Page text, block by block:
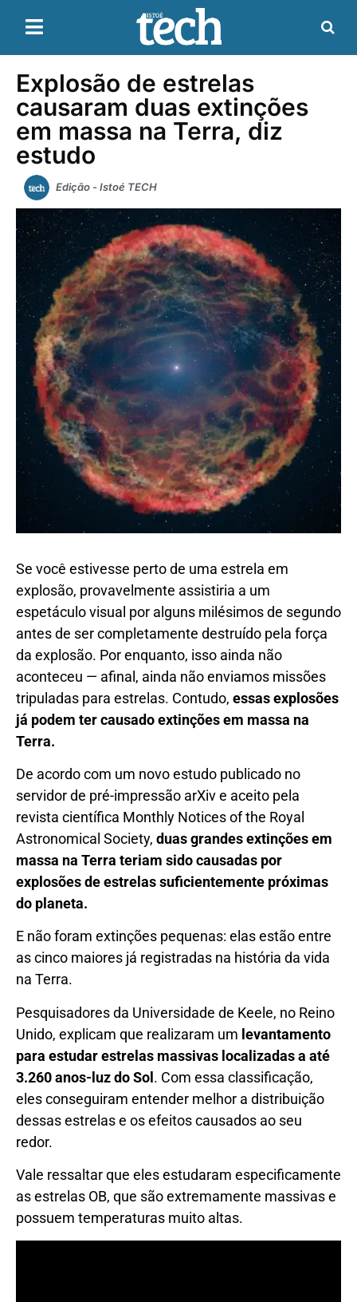
Explosão de estrelas
causaram duas extinções
em massa na Terra, diz
estudo
Edição - Istoé TECH
Se você estivesse perto de uma estrela em
explosão, provavelmente assistiria a um
espetáculo visual por alguns milésimos de segundo
antes de ser completamente destruído pela força
da explosão. Por enquanto, isso ainda não
aconteceu — afinal, ainda não enviamos missões
tripuladas para estrelas. Contudo, essas explosões
já podem ter causado extinções em massa na
Terra.
De acordo com um novo estudo publicado no
servidor de pré-impressão arXiv e aceito pela
revista científica Monthly Notices of the Royal
Astronomical Society, duas grandes extinções em
massa na Terra teriam sido causadas por
explosões de estrelas suficientemente próximas
do planeta.
E não foram extinções pequenas: elas estão entre
as cinco maiores já registradas na história da vida
na Terra.
Pesquisadores da Universidade de Keele, no Reino
Unido, explicam que realizaram um levantamento
para estudar estrelas massivas localizadas a até
3.260 anos-luz do Sol . Com essa classificação,
eles conseguiram entender melhor a distribuição
dessas estrelas e os efeitos causados ao seu
redor.
Vale ressaltar que eles estudaram especificamente
as estrelas OB, que são extremamente massivas e
possuem temperaturas muito altas.